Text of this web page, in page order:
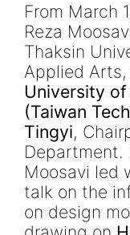
From March
Reza
Thaksin
Applied
University
(Taiwan
Tingyi,
Department.
Moosavi led
talk on the
on design